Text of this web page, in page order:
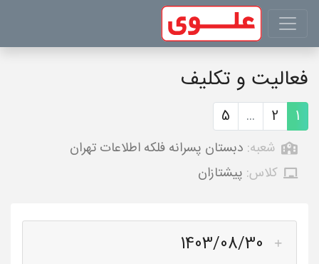
فعالیت و تکلیف
1
2
...
5
شعبه: دبستان پسرانه فلکه اطلاعات تهران
کلاس: پیشتازان
1403/08/30